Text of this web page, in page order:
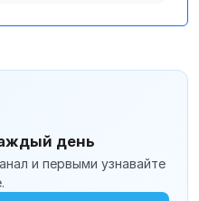
день
и первыми узнавайте